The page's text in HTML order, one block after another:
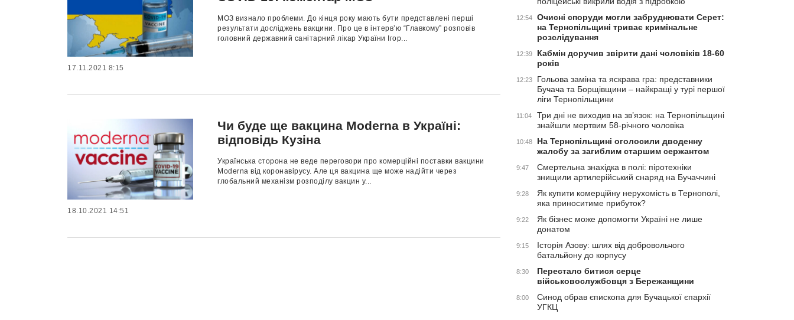
МОЗ визнало проблеми. До кінця року мають бути представлені перші
результати досліджень вакцини. Про це в інтерв’ю “Главкому” розповів
головний державний санітарний лікар України Ігор...
17.11.2021 8:15
Чи буде ще вакцина Moderna в Україні:
відповідь Кузіна
Українська сторона не веде переговори про комерційні поставки вакцини
Moderna від коронавірусу. Але ця вакцина ще може надійти через
глобальний механізм розподілу вакцин у...
18.10.2021 14:51
12:54
Очисні споруди могли забруднювати Серет:
на Тернопільщині триває кримінальне
розслідування
12:39
Кабмін доручив звірити дані чоловіків 18-60
років
12:23
Гольова заміна та яскрава гра: представники
Бучача та Борщівщини – найкращі у турі першої
ліги Тернопільщини
11:04
Три дні не виходив на зв’язок: на Тернопільщині
знайшли мертвим 58-річного чоловіка
10:48
На Тернопільщині оголосили дводенну
жалобу за загиблим старшим сержантом
9:47
Смертельна знахідка в полі: піротехніки
знищили артилерійський снаряд на Бучаччині
9:28
Як купити комерційну нерухомість в Тернополі,
яка приноситиме прибуток?
9:22
Як бізнес може допомогти Україні не лише
донатом
9:15
Історія Азову: шлях від добровольчого
батальйону до корпусу
8:30
Перестало битися серце
військовослужбовця з Бережанщини
8:00
Синод обрав єпископа для Бучацької єпархії
УГКЦ